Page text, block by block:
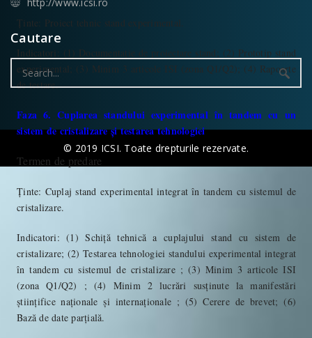
Ținte : Proiect tehnic stand experimental.
Indicatori
: (1) Documentație de proiectare stand; (2) Prototip stand
experimental; (3) Minim 3 articole ISI (zona Q1/Q2); (4) Rapoarte
de testare.
Faza 6. Cuplarea standului experimental în tandem cu un
sistem de cristalizare și testarea tehnologiei
Termen de predare
Ținte: Cuplaj stand experimental integrat în tandem cu sistemul de
cristalizare.
Indicatori: (1) Schiță tehnică a cuplajului stand cu sistem de
cristalizare; (2) Testarea tehnologiei standului experimental integrat
în tandem cu sistemul de cristalizare ; (3) Minim 3 articole ISI
(zona Q1/Q2) ; (4) Minim 2 lucrări susținute la manifestări
științifice naționale și internaționale ; (5) Cerere de brevet; (6)
Bază de date parțială.
Cautare
Search
for:
© 2019 ICSI. Toate drepturile rezervate.